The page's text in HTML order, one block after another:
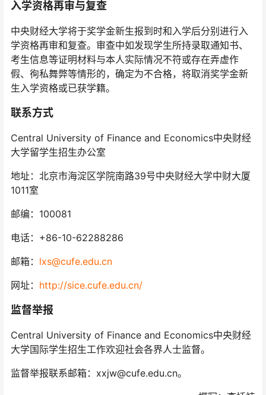
入学资格再审与复查
中央财经大学将于奖学金新生报到时和入学后分别进行入
学资格再审和复查。审查中如发现学生所持录取通知书、
考生信息等证明材料与本人实际情况不符或存在弄虚作
假、徇私舞弊等情形的，确定为不合格，将取消奖学金新
生入学资格或已获学籍。
联系方式
Central University of Finance and Economics中央财经
大学留学生招生办公室
地址：北京市海淀区学院南路39号中央财经大学中财大厦
1011室
邮编：100081
电话：+86-10-62288286
邮箱： lxs@cufe.edu.cn
网址： http://sice.cufe.edu.cn/
监督举报
Central University of Finance and Economics中央财经
大学国际学生招生工作欢迎社会各界人士监督。
监督举报联系邮箱：xxjw@cufe.edu.cn。